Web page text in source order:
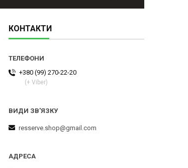
КОНТАКТИ
+380 (99) 270-22-20
(+ Viber)
resserve.shop@gmail.com